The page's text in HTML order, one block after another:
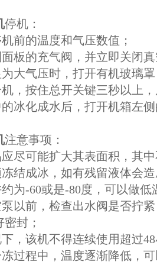
停机：
前的温度和气压数值；
板的充气阀，并立即关闭真
大气压时，打开有机玻璃罩
，按住总开关键三秒以上
冰化成水后，打开机箱左
注意事项：
尽可能扩大其表面积，其
结成冰，如有残留液体会造
为-60或是-80度，可以做
以前，检查出水阀是否拧
封；
，该机不得连续使用超过48
过程中，温度逐渐降低，